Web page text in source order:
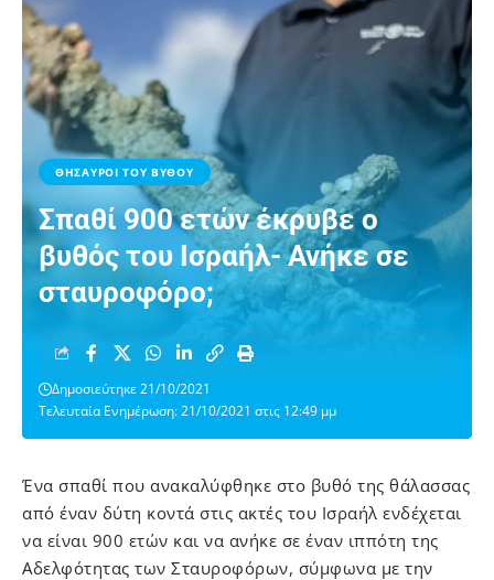
ΘΗΣΑΥΡΟΙ ΤΟΥ ΒΥΘΟΥ
Σπαθί 900 ετών έκρυβε ο
βυθός του Ισραήλ- Ανήκε σε
σταυροφόρο;
Τελευταία Ενημέρωση: 21/10/2021 στις 12:49 μμ
Δημοσιεύτηκε 21/10/2021
Ένα σπαθί που ανακαλύφθηκε στο βυθό της θάλασσας
από έναν δύτη κοντά στις ακτές του Ισραήλ ενδέχεται
να είναι 900 ετών και να ανήκε σε έναν ιππότη της
Αδελφότητας των Σταυροφόρων, σύμφωνα με την